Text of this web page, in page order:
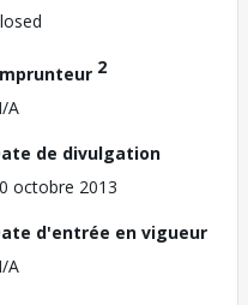
2
A
de divulgation
octobre 2013
d'entrée en vigueur
A